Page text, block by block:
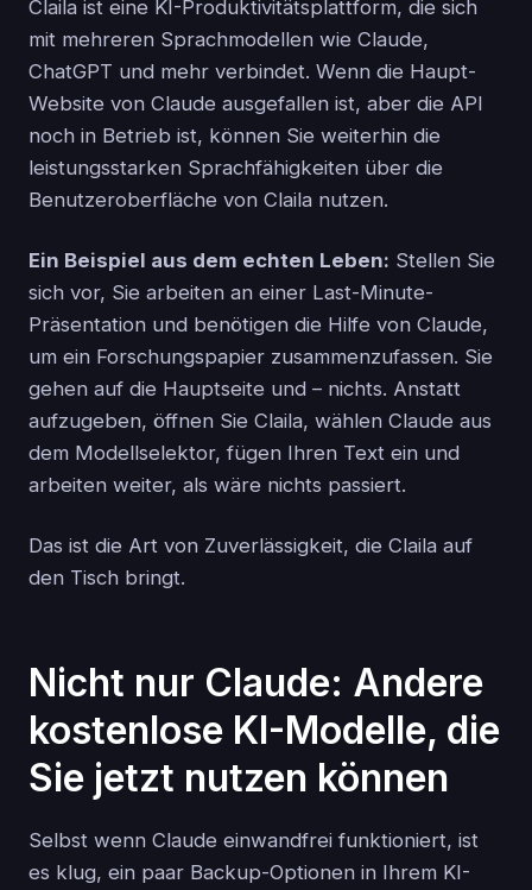
Claila ist eine KI-Produktivitätsplattform, die sich
mit mehreren Sprachmodellen wie Claude,
ChatGPT und mehr verbindet. Wenn die Haupt-
Website von Claude ausgefallen ist, aber die API
noch in Betrieb ist, können Sie weiterhin die
leistungsstarken Sprachfähigkeiten über die
Benutzeroberfläche von Claila nutzen.
Ein Beispiel aus dem echten Leben: Stellen Sie
sich vor, Sie arbeiten an einer Last-Minute-
Präsentation und benötigen die Hilfe von Claude,
um ein Forschungspapier zusammenzufassen. Sie
gehen auf die Hauptseite und – nichts. Anstatt
aufzugeben, öffnen Sie Claila, wählen Claude aus
dem Modellselektor, fügen Ihren Text ein und
arbeiten weiter, als wäre nichts passiert.
Das ist die Art von Zuverlässigkeit, die Claila auf
den Tisch bringt.
Nicht nur Claude: Andere
kostenlose KI-Modelle, die
Sie jetzt nutzen können
Selbst wenn Claude einwandfrei funktioniert, ist
es klug, ein paar Backup-Optionen in Ihrem KI-